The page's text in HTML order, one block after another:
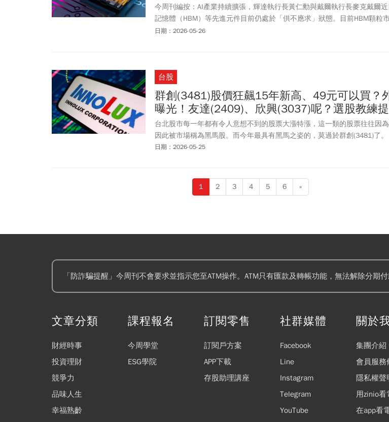
今周刊編按：AI產業持續擴張，輝達執行長黃仁勳與戴爾執行長麥克戴爾
記憶體（HBM）等先進元件目前仍處於「供不應求」狀態。目前HBM顆粒
（Micron）、SK海力士（SK Hynix）與三星電子（Samsung）壟斷。雖然
包括宜鼎（5289）、群聯（8299）、威剛（3260）、十銓（4967）等，
勢，打入工控與資料中心的台廠因而獲利暴增。第三，HBM採用高精密堆
難度高，也讓晶圓檢測與先進封裝設備需求同步暴增。相關設備廠如萬潤
（6515）、旺矽（6223）也隨著晶圓廠擴產、設備訂單陸續交機，迎來獲
（5/26）這三大題材股的股市表現，台積電下跌40元，跌幅1.73%，收在
即漲停鎖死收在342元；京元電子大漲21.5元，漲幅6.78%，收在338.5元。
宜鼎小漲5元，漲幅0.3%，收在1,690元；群聯上漲25元，漲幅1.01%，收
日期：2026-05-26
台股
群創(3481)股價狂飆15年新高、49元可以買？
曝光！友達(2409)、欣興(3037)呢？選股教練
台北股市每一年都有令人意想不到的股票大漲特漲，這一類的股票往往因
因此被市場稱為黑馬股。而今年最具有黑馬之姿的，莫過於群創(3481)了。
日期：2026-05-25
1 2 3 4 5 6 »
「防詐騙提醒」今周刊不會要求並指示您至ATM操作。ATM只有匯款及轉帳功能，無法解除分期
文章分類
財經時事
投資理財
競爭力
品味人生
幸福熟齡
課程報名
今周學堂
ESG學院
訂閱零售
訂閱戶方案
APP下載
存股助理講座
社群媒體
Facebook
Line
Instagram
Telegram
YouTube
關於
集團介紹
會員服務
隱私權聲
用zinio看
在app看